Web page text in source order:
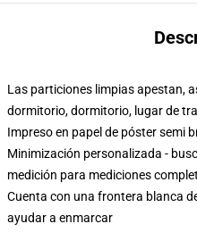
Las particiones limpias apestan,
dormitorio, dormitorio, lugar de
Impreso en papel de póster semi
Minimización personalizada -
medición para mediciones
Cuenta con una frontera blanca
ayudar a enmarcar